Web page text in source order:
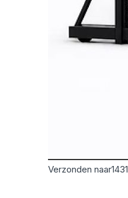
Verzonden naar1431